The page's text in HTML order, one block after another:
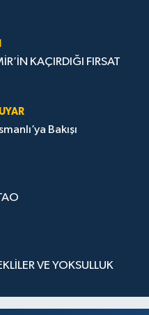
KAÇIRDIĞI FIRSAT
Bakışı
VE YOKSULLUK